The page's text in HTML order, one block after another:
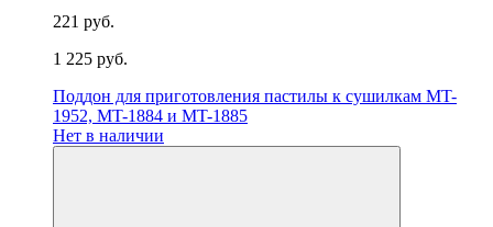
221 руб.
1 225 руб.
Поддон для приготовления пастилы к сушилкам MT-
1952, MT-1884 и MT-1885
Нет в наличии